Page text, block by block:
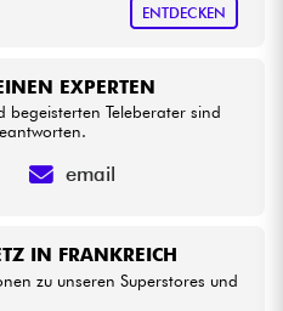
Marken an
ENTDECKEN
IN FRANKREICH
zu unseren Superstores und
EXPERTEN
begeisterten Teleberater sind
email